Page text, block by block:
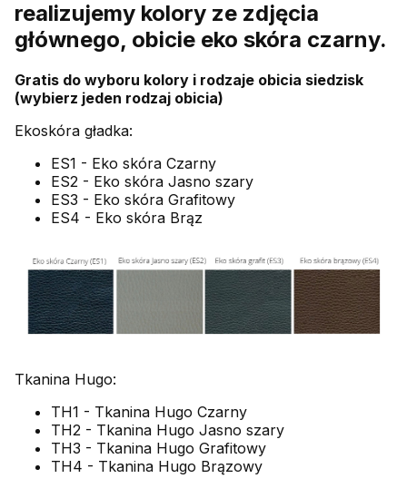
realizujemy kolory ze zdjęcia
głównego, obicie eko skóra czarny.
Gratis do wyboru kolory i rodzaje obicia siedzisk
(wybierz jeden rodzaj obicia)
Ekoskóra gładka:
ES1 - Eko skóra Czarny
ES2 - Eko skóra Jasno szary
ES3 - Eko skóra Grafitowy
ES4 - Eko skóra Brąz
Tkanina Hugo:
TH1 - Tkanina Hugo Czarny
TH2 - Tkanina Hugo Jasno szary
TH3 - Tkanina Hugo Grafitowy
TH4 - Tkanina Hugo Brązowy